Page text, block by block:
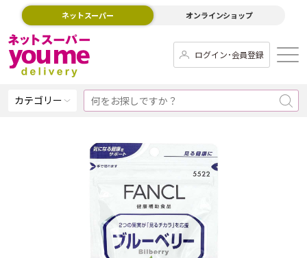
ネットスーパー オンラインショップ
ログイン･会員登録
カテゴリー